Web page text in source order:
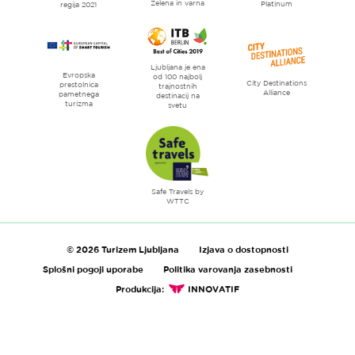
regija 2021
Zelena in varna
Platinum
Evropska
prestolnica
pametnega
turizma
Ljubljana je ena
od 100 najbolj
trajnostnih
destinacij na
svetu
City Destinations
Alliance
Safe Travels by
WTTC
© 2026 Turizem Ljubljana
Izjava o dostopnosti
Splošni pogoji uporabe
Politika varovanja zasebnosti
Produkcija:
INNOVATIF